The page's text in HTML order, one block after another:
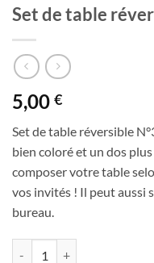
Set de table
5,00 €
Set de table réversible
bien coloré et un dos
composer votre table
vos invités ! Il peut aussi
bureau.